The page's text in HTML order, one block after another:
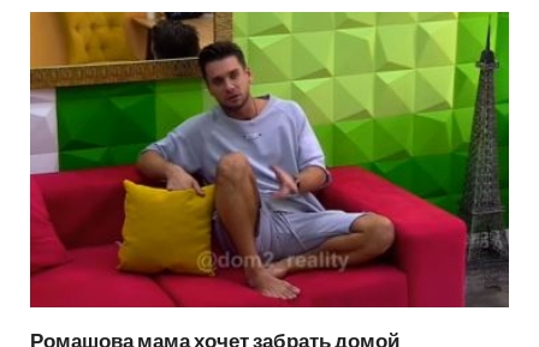
Ромашова мама хочет забрать домой